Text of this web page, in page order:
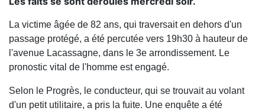
La victime âgée de 82 ans, qui traversait en dehors d'un
passage protégé, a été percutée vers 19h30 à hauteur de
l'avenue Lacassagne, dans le 3e arrondissement. Le
pronostic vital de l'homme est engagé.
Selon le Progrès, le conducteur, qui se trouvait au volant
d'un petit utilitaire, a pris la fuite. Une enquête a été